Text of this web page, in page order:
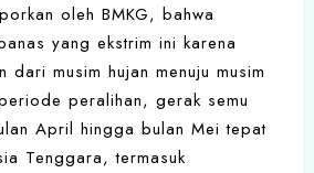
oleh BMKG, bahwa
yang ekstrim ini karena
musim hujan menuju musim
peralihan, gerak semu
April hingga bulan Mei tepat
Tenggara, termasuk